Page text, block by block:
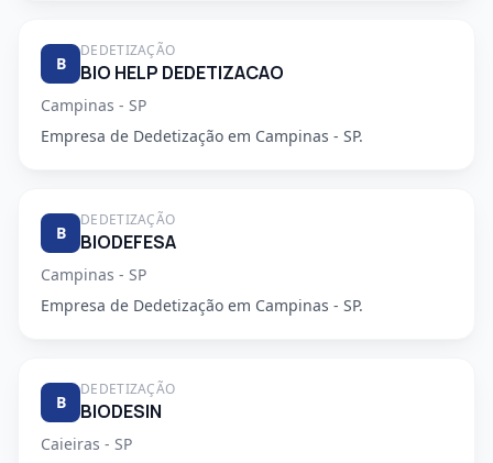
B
DEDETIZAÇÃO
BIO HELP DEDETIZACAO
Campinas - SP
Empresa de Dedetização em Campinas - SP.
B
DEDETIZAÇÃO
BIODEFESA
Campinas - SP
Empresa de Dedetização em Campinas - SP.
B
DEDETIZAÇÃO
BIODESIN
Caieiras - SP